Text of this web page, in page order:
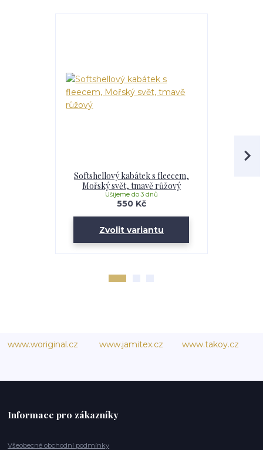
Softshellový kabátek s fleecem,
Mořský svět, tmavě růžový
550 Kč
Ušijeme do 3 dnů
Zvolit variantu
www.woriginal.cz www.jamitex.cz www.takoy.cz
Informace pro zákazníky
Všeobecné obchodní podmínky